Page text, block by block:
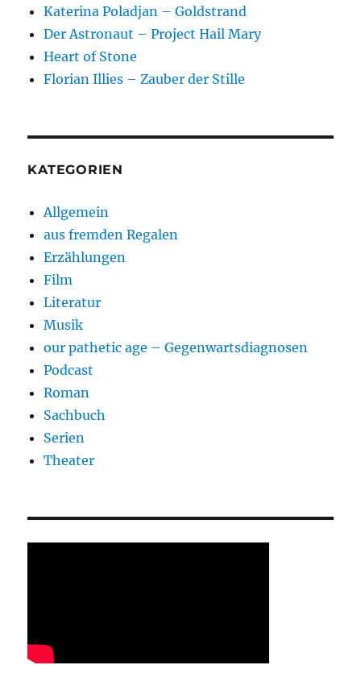
Katerina Poladjan – Goldstrand
Der Astronaut – Project Hail Mary
Heart of Stone
Florian Illies – Zauber der Stille
KATEGORIEN
Allgemein
aus fremden Regalen
Erzählungen
Film
Literatur
Musik
our pathetic age – Gegenwartsdiagnosen
Podcast
Roman
Sachbuch
Serien
Theater